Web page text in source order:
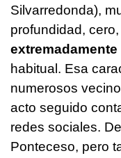
Silvarredonda),
profundidad,
extremadamente
habitual. Esa
numerosos
acto seguido
redes sociales.
Ponteceso, pero